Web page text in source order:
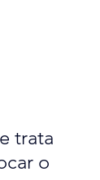
trata
o